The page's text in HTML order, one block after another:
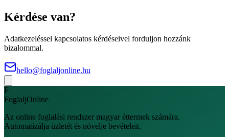
Kérdése van?
Adatkezeléssel kapcsolatos kérdéseivel forduljon hozzánk
bizalommal.
hello@foglaljonline.hu
F
FoglaljOnline
Az online foglalási rendszer magyar éttermek számára.
Automatizálja üzletét és növelje bevételeit.